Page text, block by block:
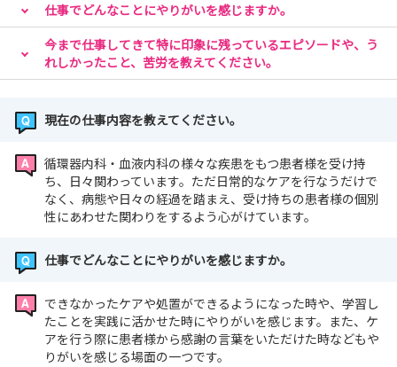
仕事でどんなことにやりがいを感じますか。
今まで仕事してきて特に印象に残っているエピソードや、う
れしかったこと、苦労を教えてください。
現在の仕事内容を教えてください。
循環器内科・血液内科の様々な疾患をもつ患者様を受け持
ち、日々関わっています。ただ日常的なケアを行なうだけで
なく、病態や日々の経過を踏まえ、受け持ちの患者様の個別
性にあわせた関わりをするよう心がけています。
仕事でどんなことにやりがいを感じますか。
できなかったケアや処置ができるようになった時や、学習し
たことを実践に活かせた時にやりがいを感じます。また、ケ
アを行う際に患者様から感謝の言葉をいただけた時などもや
りがいを感じる場面の一つです。